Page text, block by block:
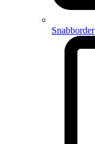
Snabborder